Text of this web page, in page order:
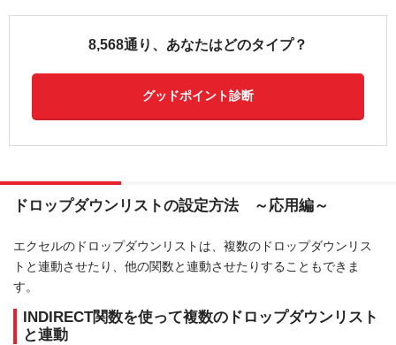
8,568通り、あなたはどのタイプ？
グッドポイント診断
ドロップダウンリストの設定方法 ～応用編～
エクセルのドロップダウンリストは、複数のドロップダウンリス
トと連動させたり、他の関数と連動させたりすることもできま
す。
INDIRECT関数を使って複数のドロップダウンリスト
と連動